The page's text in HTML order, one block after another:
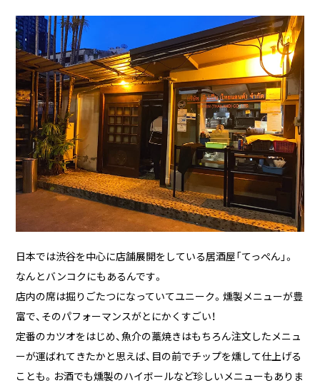
日本では渋谷を中心に店舗展開をしている居酒屋「てっぺん」。
なんとバンコクにもあるんです。
店内の席は掘りごたつになっていてユニーク。燻製メニューが豊
富で、そのパフォーマンスがとにかくすごい！
定番のカツオをはじめ、魚介の藁焼きはもちろん注文したメニュ
ーが運ばれてきたかと思えば、目の前でチップを燻して仕上げる
ことも。お酒でも燻製のハイボールなど珍しいメニューもありま